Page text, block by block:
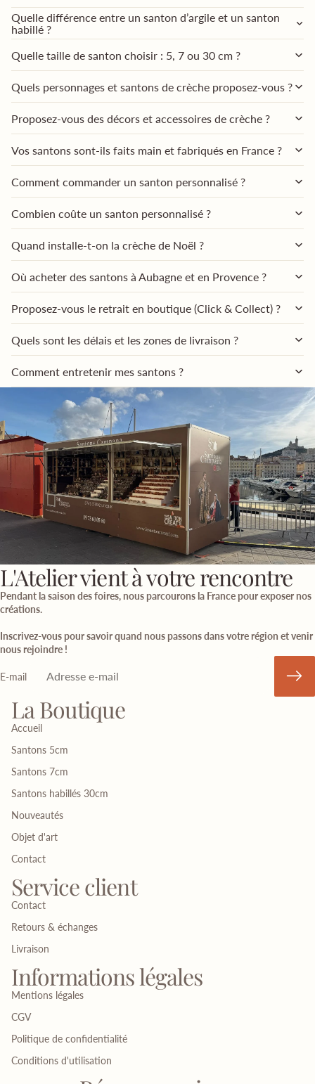
Quelle différence entre un santon d’argile et un santon
habillé ?
Quelle taille de santon choisir : 5, 7 ou 30 cm ?
Quels personnages et santons de crèche proposez-vous ?
Proposez-vous des décors et accessoires de crèche ?
Vos santons sont-ils faits main et fabriqués en France ?
Comment commander un santon personnalisé ?
Combien coûte un santon personnalisé ?
Quand installe-t-on la crèche de Noël ?
Où acheter des santons à Aubagne et en Provence ?
Proposez-vous le retrait en boutique (Click & Collect) ?
Quels sont les délais et les zones de livraison ?
Comment entretenir mes santons ?
L'Atelier vient à votre rencontre
Pendant la saison des foires, nous parcourons la France pour exposer nos
créations.
Inscrivez-vous pour savoir quand nous passons dans votre région et venir
nous rejoindre !
E-mail
La Boutique
Accueil
Santons 5cm
Santons 7cm
Santons habillés 30cm
Nouveautés
Objet d'art
Contact
Service client
Contact
Retours & échanges
Livraison
Informations légales
Mentions légales
CGV
Politique de confidentialité
Conditions d'utilisation